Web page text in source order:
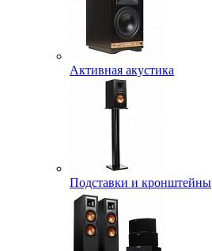
Активная акустика
Подставки и кронштейны